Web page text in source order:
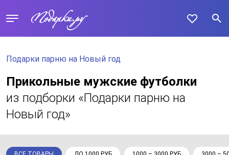
Подарки парню на Новый год
Прикольные мужские футболки
из подборки «Подарки парню на
Новый год»